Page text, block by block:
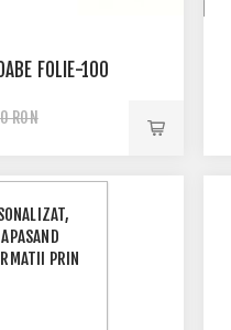
FOLIE-100
RON
PRIN